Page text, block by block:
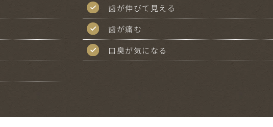
歯が伸びて見える
歯が痛む
口臭が気になる